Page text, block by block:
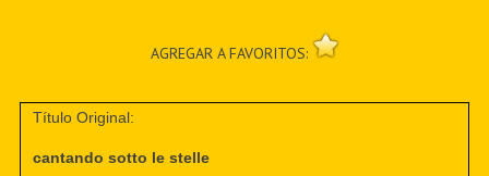
AGREGAR A FAVORITOS:
Título Original:
cantando sotto le stelle